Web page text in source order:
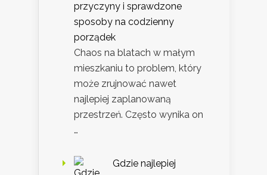
przyczyny i sprawdzone
sposoby na codzienny
porządek
Chaos na blatach w małym
mieszkaniu to problem, który
może zrujnować nawet
najlepiej zaplanowaną
przestrzeń. Często wynika on
…
Gdzie najlepiej